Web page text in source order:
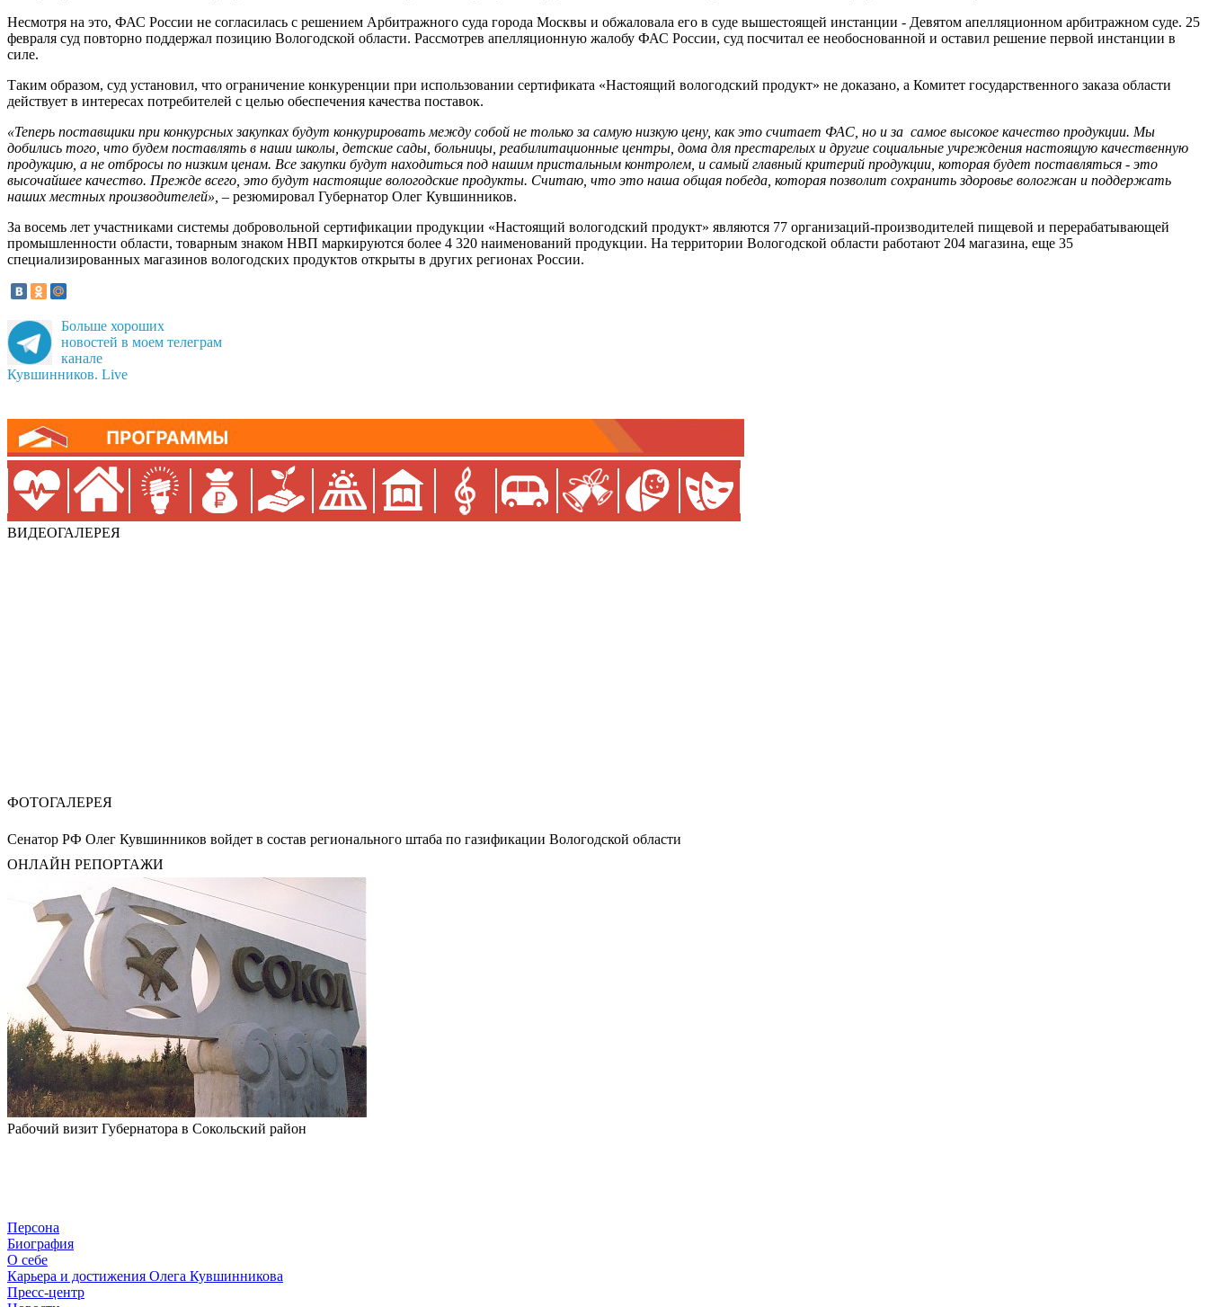
Несмотря на это, ФАС России не согласилась с решением Арбитражного суда города Москвы и обжаловала его в суде вышестоящей инстанции - Девятом апелляционном арбитражном суде. 25
февраля суд повторно поддержал позицию Вологодской области. Рассмотрев апелляционную жалобу ФАС России, суд посчитал ее необоснованной и оставил решение первой инстанции в
силе.
Таким образом, суд установил, что ограничение конкуренции при использовании сертификата «Настоящий вологодский продукт» не доказано, а Комитет государственного заказа области
действует в интересах потребителей с целью обеспечения качества поставок.
«Теперь поставщики при конкурсных закупках будут конкурировать между собой не только за самую низкую цену, как это считает ФАС, но и за самое высокое качество продукции. Мы
добились того, что будем поставлять в наши школы, детские сады, больницы, реабилитационные центры, дома для престарелых и другие социальные учреждения настоящую качественную
продукцию, а не отбросы по низким ценам. Все закупки будут находиться под нашим пристальным контролем, и самый главный критерий продукции, которая будет поставляться - это
высочайшее качество. Прежде всего, это будут настоящие вологодские продукты. Считаю, что это наша общая победа, которая позволит сохранить здоровье вологжан и поддержать
наших местных производителей», – резюмировал Губернатор Олег Кувшинников.
За восемь лет участниками системы добровольной сертификации продукции «Настоящий вологодский продукт» являются 77 организаций-производителей пищевой и перерабатывающей
промышленности области, товарным знаком НВП маркируются более 4 320 наименований продукции. На территории Вологодской области работают 204 магазина, еще 35
специализированных магазинов вологодских продуктов открыты в других регионах России.
Больше хороших
новостей в моем телеграм
канале
Кувшинников. Live
ВИДЕОГАЛЕРЕЯ
ФОТОГАЛЕРЕЯ
Сенатор РФ Олег Кувшинников войдет в состав регионального штаба по газификации Вологодской области
ОНЛАЙН РЕПОРТАЖИ
Рабочий визит Губернатора в Сокольский район
Персона
Биография
О себе
Карьера и достижения Олега Кувшинникова
Пресс-центр